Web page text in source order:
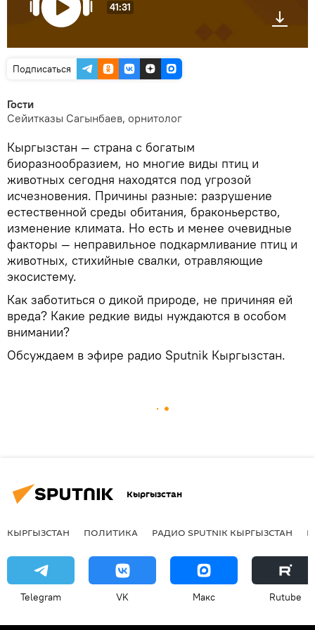
41:31
Подписаться
Гости
Сейитказы Сагынбаев, орнитолог
Кыргызстан — страна с богатым
биоразнообразием, но многие виды птиц и
животных сегодня находятся под угрозой
исчезновения. Причины разные: разрушение
естественной среды обитания, браконьерство,
изменение климата. Но есть и менее очевидные
факторы — неправильное подкармливание птиц и
животных, стихийные свалки, отравляющие
экосистему.
Как заботиться о дикой природе, не причиняя ей
вреда? Какие редкие виды нуждаются в особом
внимании?
Обсуждаем в эфире радио Sputnik Кыргызстан.
Кыргызстан
КЫРГЫЗСТАН ПОЛИТИКА РАДИО SPUTNIK КЫРГЫЗСТАН
Telegram VK Макс Rutube